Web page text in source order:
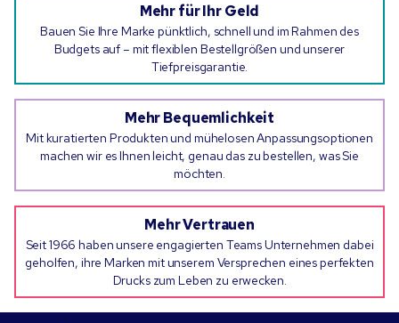
Mehr für Ihr Geld
Bauen Sie Ihre Marke pünktlich, schnell und im Rahmen des
Budgets auf – mit flexiblen Bestellgrößen und unserer
Tiefpreisgarantie.
Mehr Bequemlichkeit
Mit kuratierten Produkten und mühelosen Anpassungsoptionen
machen wir es Ihnen leicht, genau das zu bestellen, was Sie
möchten.
Mehr Vertrauen
Seit 1966 haben unsere engagierten Teams Unternehmen dabei
geholfen, ihre Marken mit unserem Versprechen eines perfekten
Drucks zum Leben zu erwecken.